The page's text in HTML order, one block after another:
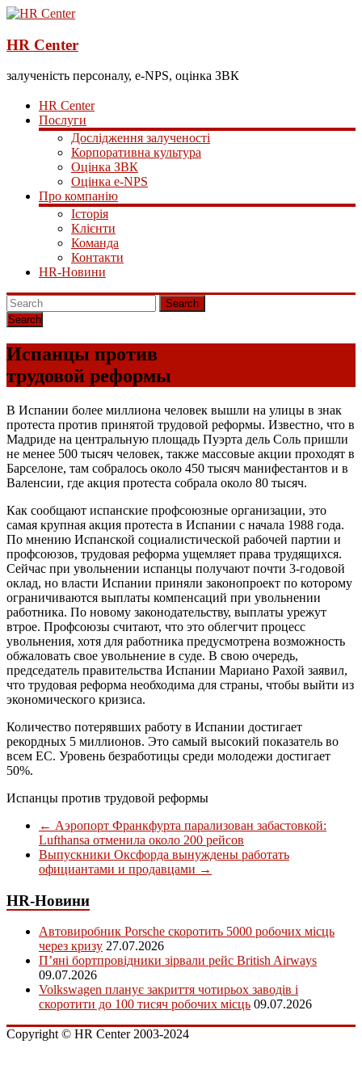
HR Center
залученість персоналу, e-NPS, оцінка ЗВК
HR Center
Послуги
Дослідження залученості
Корпоративна культура
Оцінка ЗВК
Оцінка e-NPS
Про компанію
Історія
Клієнти
Команда
Контакти
HR-Новини
Search
Испанцы против
трудовой реформы
В Испании более миллиона человек вышли на улицы в знак
протеста против принятой трудовой реформы. Известно, что в
Мадриде на центральную площадь Пуэрта дель Соль пришли
не менее 500 тысяч человек, также массовые акции проходят в
Барселоне, там собралось около 450 тысяч манифестантов и в
Валенсии, где акция протеста собрала около 80 тысяч.
Как сообщают испанские профсоюзные организации, это
самая крупная акция протеста в Испании с начала 1988 года.
По мнению Испанской социалистической рабочей партии и
профсоюзов, трудовая реформа ущемляет права трудящихся.
Сейчас при увольнении испанцы получают почти 3-годовой
оклад, но власти Испании приняли законопроект по которому
ограничиваются выплаты компенсаций при увольнении
работника. По новому законодательству, выплаты урежут
втрое. Профсоюзы считают, что это облегчит процесс
увольнения, хотя для работника предусмотрена возможность
обжаловать свое увольнение в суде. В свою очередь,
председатель правительства Испании Мариано Рахой заявил,
что трудовая реформа необходима для страны, чтобы выйти из
экономического кризиса.
Количество потерявших работу в Испании достигает
рекордных 5 миллионов. Это самый высокий показатель во
всем ЕС. Уровень безработицы среди молодежи достигает
50%.
Испанцы против трудовой реформы
← Аэропорт Франкфурта парализован забастовкой:
Lufthansa отменила около 200 рейсов
Выпускники Оксфорда вынуждены работать
официантами и продавцами →
HR-Новини
Автовиробник Porsche скоротить 5000 робочих місць
через кризу 27.07.2026
П’яні бортпровідники зірвали рейс British Airways
09.07.2026
Volkswagen планує закриття чотирьох заводів і
скоротити до 100 тисяч робочих місць 09.07.2026
Copyright © HR Center 2003-2024